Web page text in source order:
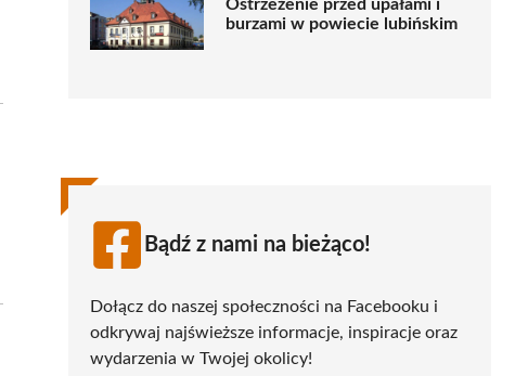
Ostrzeżenie przed upałami i
burzami w powiecie lubińskim
Bądź z nami na bieżąco!
Dołącz do naszej społeczności na Facebooku i
odkrywaj najświeższe informacje, inspiracje oraz
wydarzenia w Twojej okolicy!